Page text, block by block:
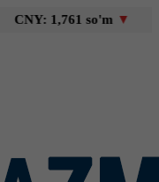
CNY: 1,761 so'm▼